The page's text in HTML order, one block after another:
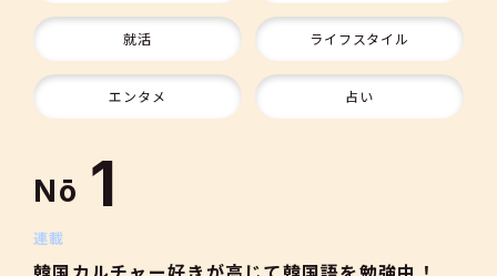
就活 ライフスタイル
エンタメ 占い
Nō
9
10
1
2
連載